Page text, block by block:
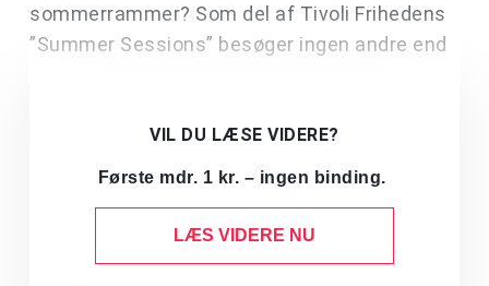
sommerrammer? Som del af Tivoli Frihedens
”Summer Sessions” besøger ingen andre end
VIL DU LÆSE VIDERE?
Første mdr. 1 kr. – ingen binding.
LÆS VIDERE NU